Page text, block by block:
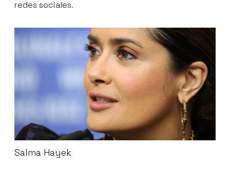
redes sociales.
Salma Hayek